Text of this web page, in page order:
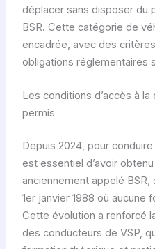
déplacer sans disposer du
BSR. Cette catégorie de
encadrée, avec des
obligations réglementaires
Les conditions d’accès à
permis
Depuis 2024, pour
est essentiel d’avoir
anciennement appelé BSR,
1er janvier 1988 où aucune
Cette évolution a renforcé
des conducteurs de VSP,